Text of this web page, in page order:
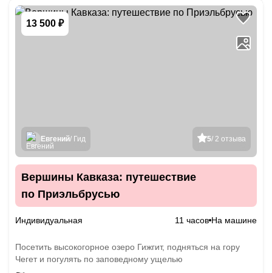
13 500 ₽
5/ 2 отзыва
Евгений/ Гид
Вершины Кавказа: путешествие
по Приэльбрусью
Индивидуальная 11 часов На машине
Посетить высокогорное озеро Гижгит, подняться на гору
Чегет и погулять по заповедному ущелью